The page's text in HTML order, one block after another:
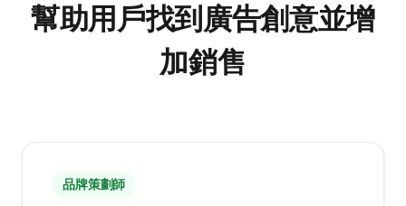
幫助用戶找到廣告創意並增
加銷售
品牌策劃師